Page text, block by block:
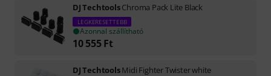
DJ TechtoolsChroma Pack Lite Black
LEGKERESETTEBB
Azonnal szállítható
10 555 Ft
DJ TechtoolsMidi Fighter Twister white